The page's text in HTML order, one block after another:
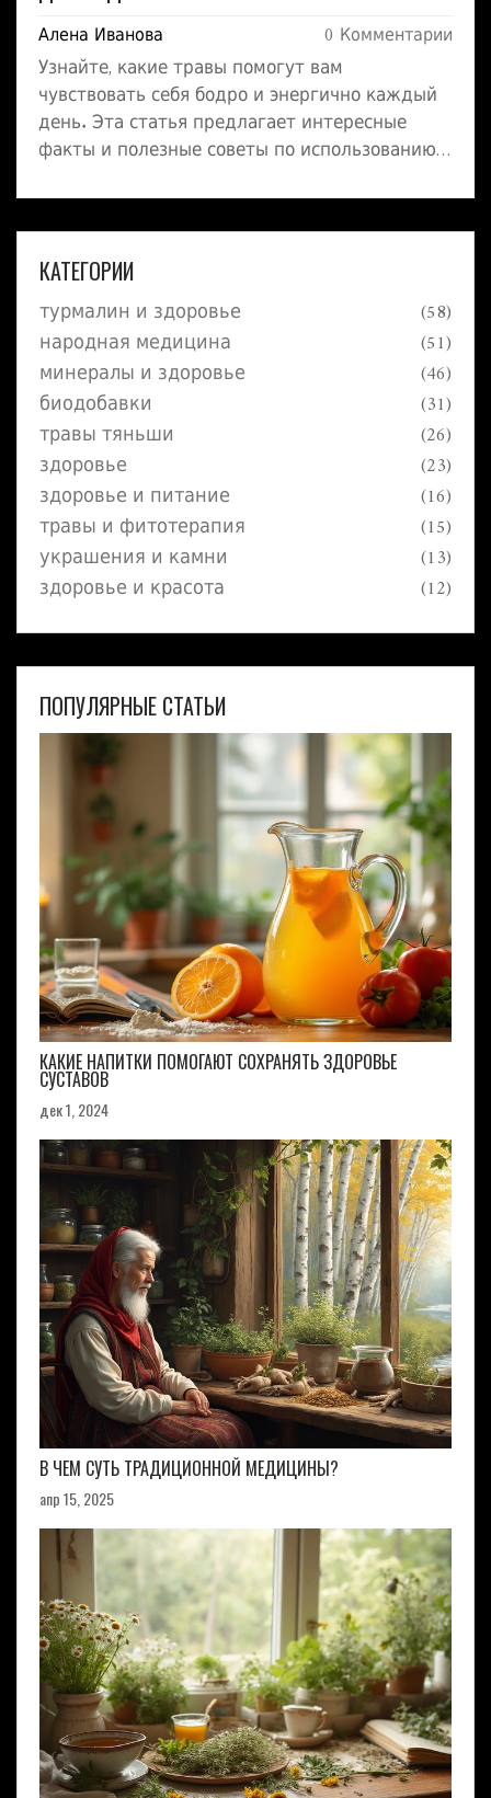
Алена Иванова 0 Комментарии
Узнайте, какие травы помогут вам
чувствовать себя бодро и энергично каждый
день. Эта статья предлагает интересные
факты и полезные советы по использованию
улучшения самочувствия. От мяты до
женьшеня – познакомьтесь с природными
источниками силы.
КАТЕГОРИИ
турмалин и здоровье (58)
народная медицина (51)
минералы и здоровье (46)
биодобавки (31)
травы тяньши (26)
здоровье (23)
здоровье и питание (16)
травы и фитотерапия (15)
украшения и камни (13)
здоровье и красота (12)
ПОПУЛЯРНЫЕ СТАТЬИ
КАКИЕ НАПИТКИ ПОМОГАЮТ СОХРАНЯТЬ ЗДОРОВЬЕ
СУСТАВОВ
дек 1, 2024
В ЧЕМ СУТЬ ТРАДИЦИОННОЙ МЕДИЦИНЫ?
апр 15, 2025